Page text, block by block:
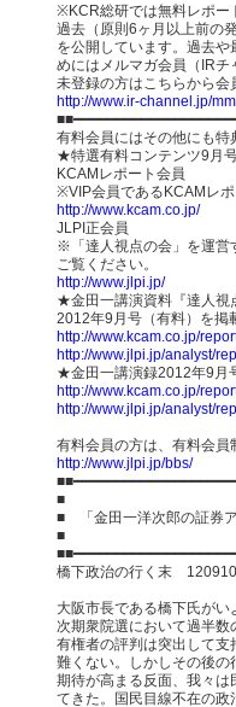
※KCR総研では無料レポー
過去（原則6ヶ月以上前の
を公開しています。過去
めにはメルマガ会員（IRチ
未登録の方はこちらから会
http://www.ir-channel.jp/
有料会員にはその他にも特
★特選有料コンテンツ9月
KCAMレポート会員
※VIP会員であるKCAMレポ
http://www.kcam.co.jp/
JLPI正会員
※「達人視点の会」を運営
ご覧ください。
http://www.jlpi.jp/
★金田一講演資料『達人視
2012年9月号（有料）を掲
http://www.kcam.co.jp/
http://www.jlpi.jp/analyst/
★金田一講演録2012年9月
http://www.kcam.co.jp/
http://www.jlpi.jp/analyst/
有料会員の方は、有料会員
http://www.jlpi.jp/bbs/
■
■ 「金田一洋次郎の証券
■
橋下政治の行く末 120910
大阪市長である橋下氏がい
次期衆院選において過半数
有権者の評判は突出して支
難くない。しかしその後の
期待が高まる反面、我々
てきた。国民目線不在の政